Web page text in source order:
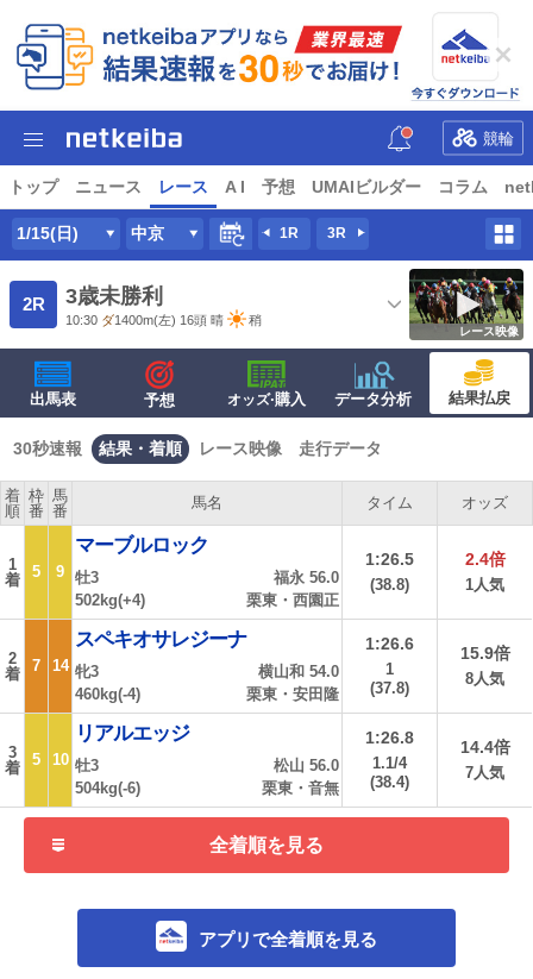
競輪
トップ ニュース レース A I 予想 UMAIビルダー コラム
1/15(日) 中京 1R 3R
2R 3歳未勝利
10:30 ダ1400m(左) 16頭 晴 稍
レース映像
出馬表 予想 オッズ·購入 データ分析 結果払戻
30秒速報 結果・着順 レース映像 走行データ
着
順
枠
番
馬
番
馬名 タイム オッズ
1
着
5 9
マーブルロック
牡3
502kg(+4)
福永 56.0
栗東・西園正
1:26.5
(38.8)
2.4倍
1人気
2
着
7 14
スペキオサレジーナ
牝3
460kg(-4)
横山和 54.0
栗東・安田隆
1:26.6
1
(37.8)
15.9倍
8人気
3
着
5 10
リアルエッジ
牡3
504kg(-6)
松山 56.0
栗東・音無
1:26.8
1.1/4
(38.4)
14.4倍
7人気
全着順を見る
アプリで全着順を見る